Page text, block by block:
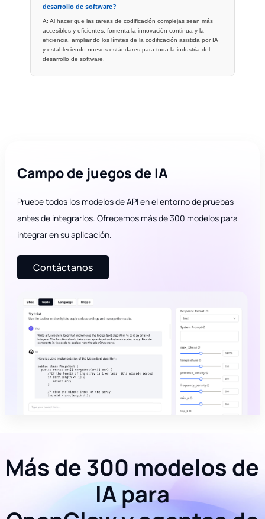
desarrollo de software?
A: Al hacer que las tareas de codificación complejas sean más
accesibles y eficientes, fomenta la innovación continua y la
eficiencia, ampliando los límites de la codificación asistida por IA
y estableciendo nuevos estándares para toda la industria del
desarrollo de software.
Campo de juegos de IA
Pruebe todos los modelos de API en el entorno de pruebas
antes de integrarlos. Ofrecemos más de 300 modelos para
integrar en su aplicación.
Contáctanos
Más de 300 modelos de
IA para